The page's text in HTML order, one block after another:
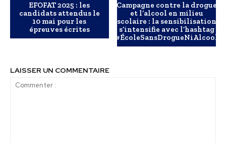
EFOFAT 2025 : les
candidats attendus le
10 mai pour les
épreuves écrites
Campagne contre la drogue
et l’alcool en milieu
scolaire : la sensibilisation
s’intensifie avec l’hashtag
#ÉcoleSansDrogueNiAlcool
LAISSER UN COMMENTAIRE